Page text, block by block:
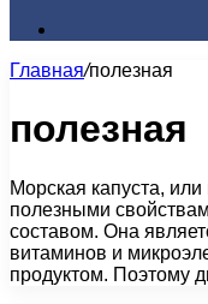
Главная/полезная
полезная
Морская капуста,
полезными
составом. Она
витаминов и
продуктом. Поэтому